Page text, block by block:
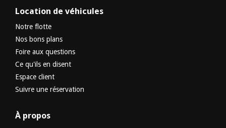
Location de véhicules
Notre flotte
Nos bons plans
Foire aux questions
Ce qu'ils en disent
Espace client
Suivre une réservation
À propos